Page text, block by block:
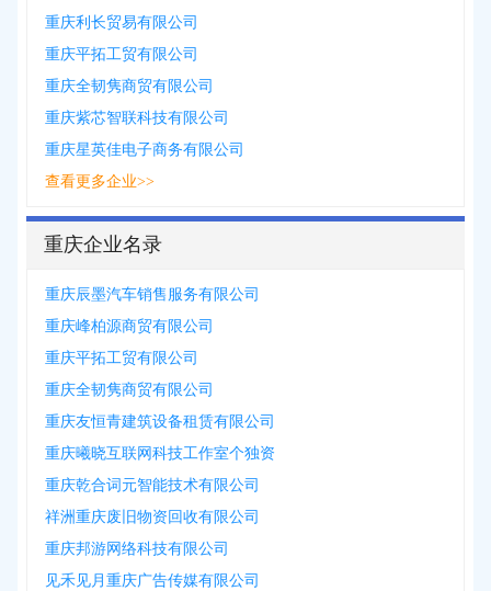
重庆利长贸易有限公司
重庆平拓工贸有限公司
重庆全韧隽商贸有限公司
重庆紫芯智联科技有限公司
重庆星英佳电子商务有限公司
查看更多企业>>
重庆企业名录
重庆辰墨汽车销售服务有限公司
重庆峰柏源商贸有限公司
重庆平拓工贸有限公司
重庆全韧隽商贸有限公司
重庆友恒青建筑设备租赁有限公司
重庆曦晓互联网科技工作室个独资
重庆乾合词元智能技术有限公司
祥洲重庆废旧物资回收有限公司
重庆邦游网络科技有限公司
见禾见月重庆广告传媒有限公司